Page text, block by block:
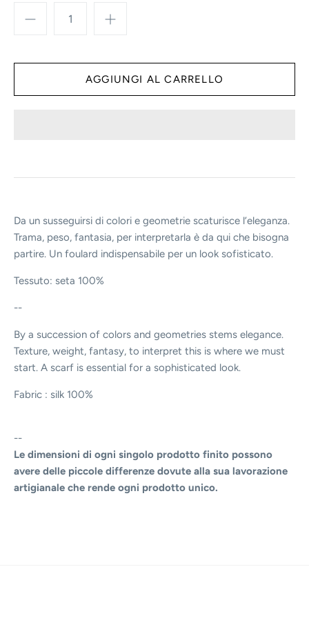
Da un susseguirsi di colori e geometrie scaturisce l’eleganza.
Trama, peso, fantasia, per interpretarla è da qui che bisogna
partire. Un foulard indispensabile per un look sofisticato.
Tessuto: seta 100%
--
By a succession of colors and geometries stems elegance.
Texture, weight, fantasy, to interpret this is where we must
start. A scarf is essential for a sophisticated look.
Fabric : silk 100%
--
Le dimensioni di ogni singolo prodotto finito possono
avere delle piccole differenze dovute alla sua lavorazione
artigianale che rende ogni prodotto unico.